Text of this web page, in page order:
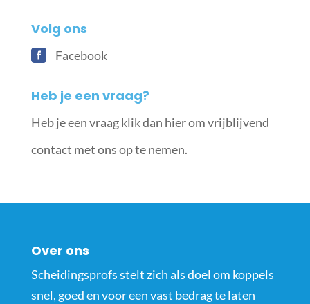
Volg ons
Facebook
Heb je een vraag?
Heb je een vraag klik dan hier om vrijblijvend
contact met ons op te nemen.
Over ons
Scheidingsprofs stelt zich als doel om koppels
snel, goed en voor een vast bedrag te laten